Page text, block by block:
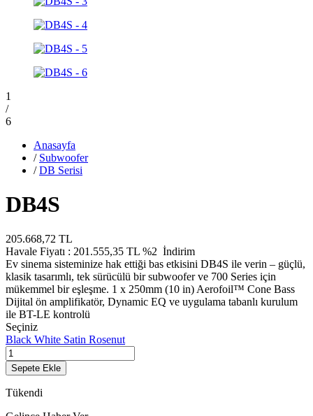
1
/
6
Anasayfa
/ Subwoofer
/ DB Serisi
DB4S
205.668,72 TL
Havale Fiyatı : 201.555,35 TL %2 İndirim
Ev sinema sisteminize hak ettiği bas etkisini DB4S ile verin – güçlü,
klasik tasarımlı, tek sürücülü bir subwoofer ve 700 Series için
mükemmel bir eşleşme. 1 x 250mm (10 in) Aerofoil™ Cone Bass
Dijital ön amplifikatör, Dynamic EQ ve uygulama tabanlı kurulum
ile BT-LE kontrolü
Seçiniz
Black White Satin Rosenut
Sepete Ekle
Tükendi